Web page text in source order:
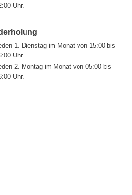
Uhr.
1. Dienstag im Monat von 15:00 bis
Uhr.
2. Montag im Monat von 05:00 bis
Uhr.